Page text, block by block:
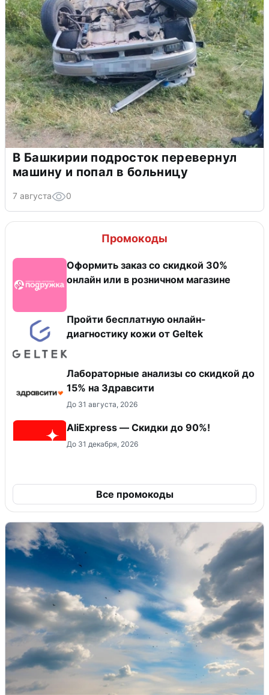
В Башкирии подросток перевернул
машину и попал в больницу
7 августа 0
Промокоды
Оформить заказ со скидкой 30%
онлайн или в розничном магазине
Пройти бесплатную онлайн-
диагностику кожи от Geltek
Лабораторные анализы со скидкой до
15% на Здравсити
До 31 августа, 2026
AliExpress — Скидки до 90%!
До 31 декабря, 2026
Все промокоды